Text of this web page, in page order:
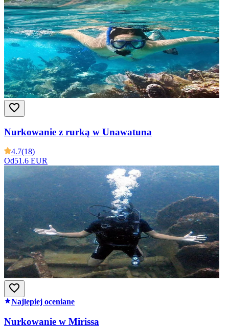
Nurkowanie z rurką w Unawatuna
4.7(18)
Od51.6 EUR
Najlepiej oceniane
Nurkowanie w Mirissa